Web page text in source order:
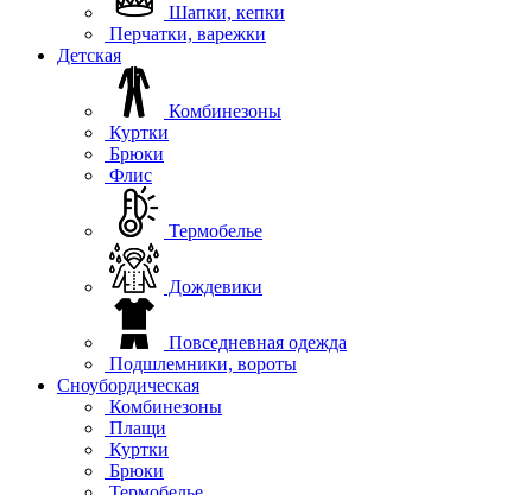
Шапки, кепки
Перчатки, варежки
Детская
Комбинезоны
Куртки
Брюки
Флис
Термобелье
Дождевики
Повседневная одежда
Подшлемники, вороты
Сноубордическая
Комбинезоны
Плащи
Куртки
Брюки